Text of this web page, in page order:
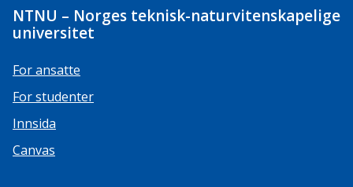
NTNU – Norges teknisk-naturvitenskapelige
universitet
For ansatte
For studenter
Innsida
Canvas